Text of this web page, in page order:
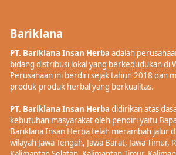
Bariklana
PT. Bariklana Insan Herba adalah
bidang distribusi lokal yang berkedudukan di
Perusahaan ini berdiri sejak tahun 2018 dan
produk-produk herbal yang berkualitas.
PT. Bariklana Insan Herba didirikan atas
kebutuhan masyarakat oleh pendiri yaitu
Bariklana Insan Herba telah merambah jalur
wilayah Jawa Tengah, Jawa Barat, Jawa Timur,